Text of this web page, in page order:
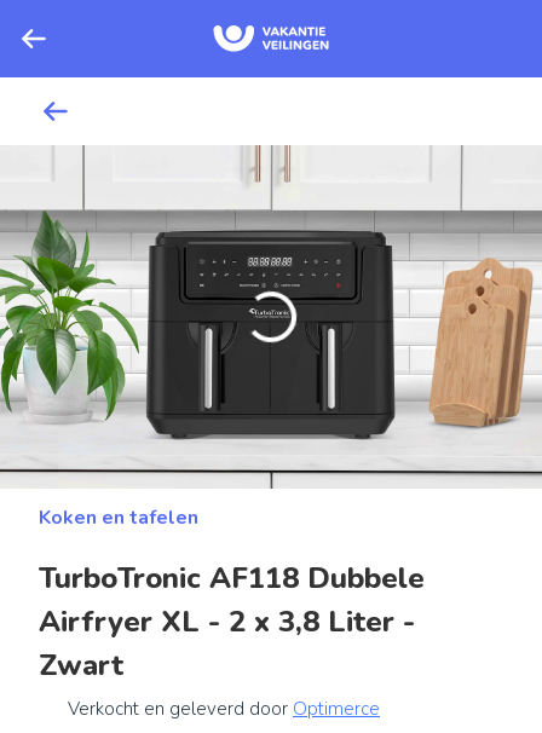
Koken en tafelen
TurboTronic AF118 Dubbele
Airfryer XL - 2 x 3,8 Liter -
Zwart
Verkocht en geleverd door Optimerce